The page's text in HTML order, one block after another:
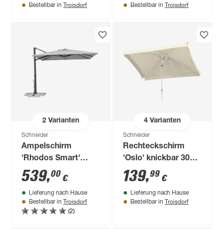
Bestellbar in Troisdorf
Bestellbar in Troisdorf
2Varianten
Schneider
Ampelschirm
'Rhodos Smart'
drehbar/neigbar 300
x 300 cm
539,00 €
Lieferung nach Hause
Bestellbar in Troisdorf
(2)
4Varianten
Schneider
Rechteckschirm
'Oslo' knickbar 300 x
200 cm
139,99 €
Lieferung nach Hause
Bestellbar in Troisdorf